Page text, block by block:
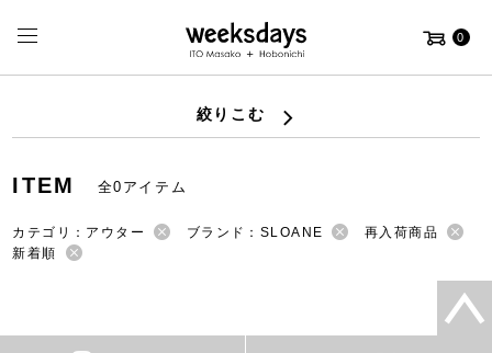
0
絞りこむ
ITEM 全0アイテム
カテゴリ：アウター ブランド：SLOANE
再入荷商品
新着順